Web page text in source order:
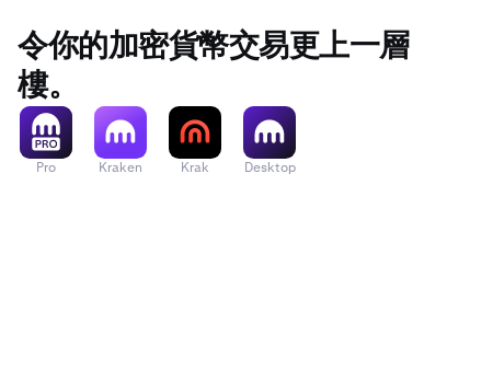
令你的加密貨幣交易更上一層
樓。
Pro Kraken Krak Desktop